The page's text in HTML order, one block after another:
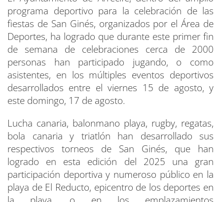
programa deportivo para la celebración de las
fiestas de San Ginés, organizados por el Área de
Deportes, ha logrado que durante este primer fin
de semana de celebraciones cerca de 2000
personas han participado jugando, o como
asistentes, en los múltiples eventos deportivos
desarrollados entre el viernes 15 de agosto, y
este domingo, 17 de agosto.
Lucha canaria, balonmano playa, rugby, regatas,
bola canaria y triatlón han desarrollado sus
respectivos torneos de San Ginés, que han
logrado en esta edición del 2025 una gran
participación deportiva y numeroso público en la
playa de El Reducto, epicentro de los deportes en